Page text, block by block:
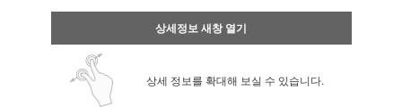
상세정보 새창 열기
상세 정보를 확대해 보실 수 있습니다.